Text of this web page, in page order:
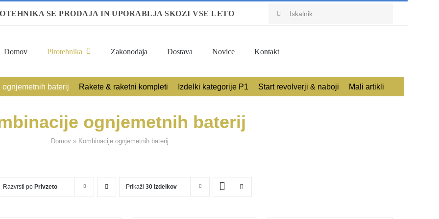
SE PRODAJA IN UPORABLJA SKOZI VSE LETO
Search
Domov Pirotehnika Zakonodaja Dostava Novice Kontakt
ognjemetnih baterij Rakete & raketni kompleti Izdelki kategorije P1 Start revolverji & naboji Mali artikli
ognjemetnih baterij
Domov » Kombinacije ognjemetnih baterij
Razvrsti po Privzeto Prikaži 30 izdelkov